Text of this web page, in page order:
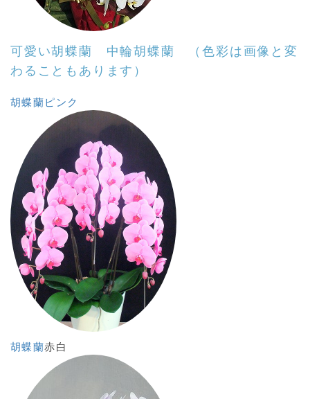
可愛い胡蝶蘭 中輪胡蝶蘭 （色彩は画像と変
わることもあります）
胡蝶蘭ピンク
胡蝶蘭赤白